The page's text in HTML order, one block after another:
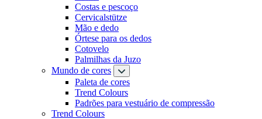
Costas e pescoço
Cervicalstütze
Mão e dedo
Órtese para os dedos
Cotovelo
Palmilhas da Juzo
Mundo de cores
Paleta de cores
Trend Colours
Padrões para vestuário de compressão
Trend Colours